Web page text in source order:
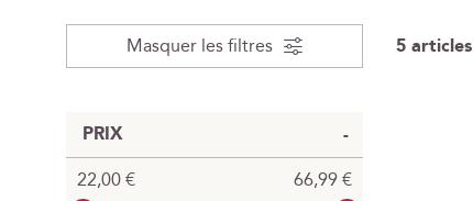
5 articles
Masquer les filtres
PRIX
22,00 €
66,99 €